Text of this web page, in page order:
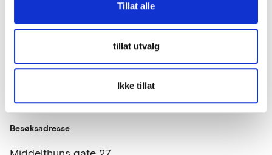
Tillat alle
tillat utvalg
Ikke tillat
Kontakt oss
Se alle kontaktpersoner
Besøksadresse